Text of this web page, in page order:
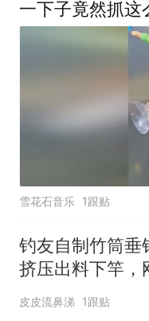
一下子竟然抓这
雪花石音乐 1跟贴
钓友自制竹筒垂
挤压出料下竿，
迎来凶猛咬口！
皮皮流鼻涕 1跟贴